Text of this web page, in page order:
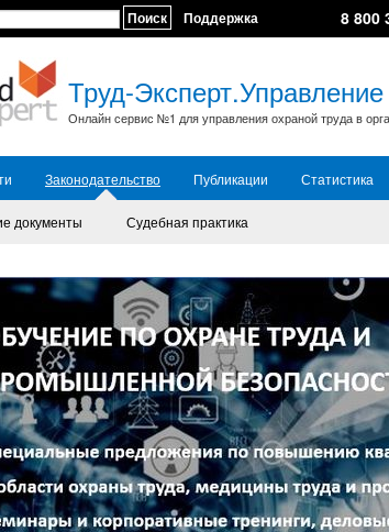
Поиск Поддержка 8 800
Труд-Эксперт.Управление
Онлайн сервис №1 для управления охраной труда в
Законодательство Публикации Статистика
документы
Судебная практика